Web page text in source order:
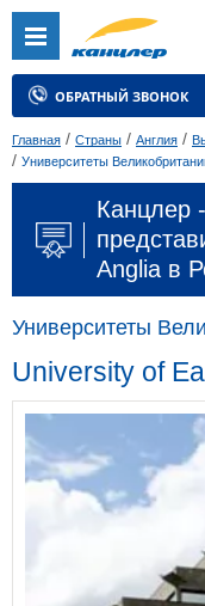
ОБРАТНЫЙ ЗВОНОК
Главная / Страны / Англия /
/ Университеты
Канцлер
Anglia в
Университеты
University of